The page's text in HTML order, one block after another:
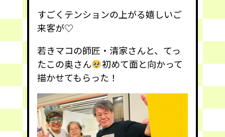
すごくテンションの上がる嬉しいご
来客が♡
若きマコの師匠・清家さんと、てっ
たこの奥さん
初めて面と向かって
描かせてもらった！